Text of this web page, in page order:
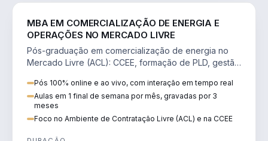
MBA EM COMERCIALIZAÇÃO DE ENERGIA E
OPERAÇÕES NO MERCADO LIVRE
Pós-graduação em comercialização de energia no
Mercado Livre (ACL): CCEE, formação de PLD, gestão
Pós 100% online e ao vivo, com interação em tempo real
Aulas em 1 final de semana por mês, gravadas por 3
meses
Foco no Ambiente de Contratação Livre (ACL) e na CCEE